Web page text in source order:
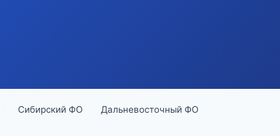
Сибирский ФО Дальневосточный ФО